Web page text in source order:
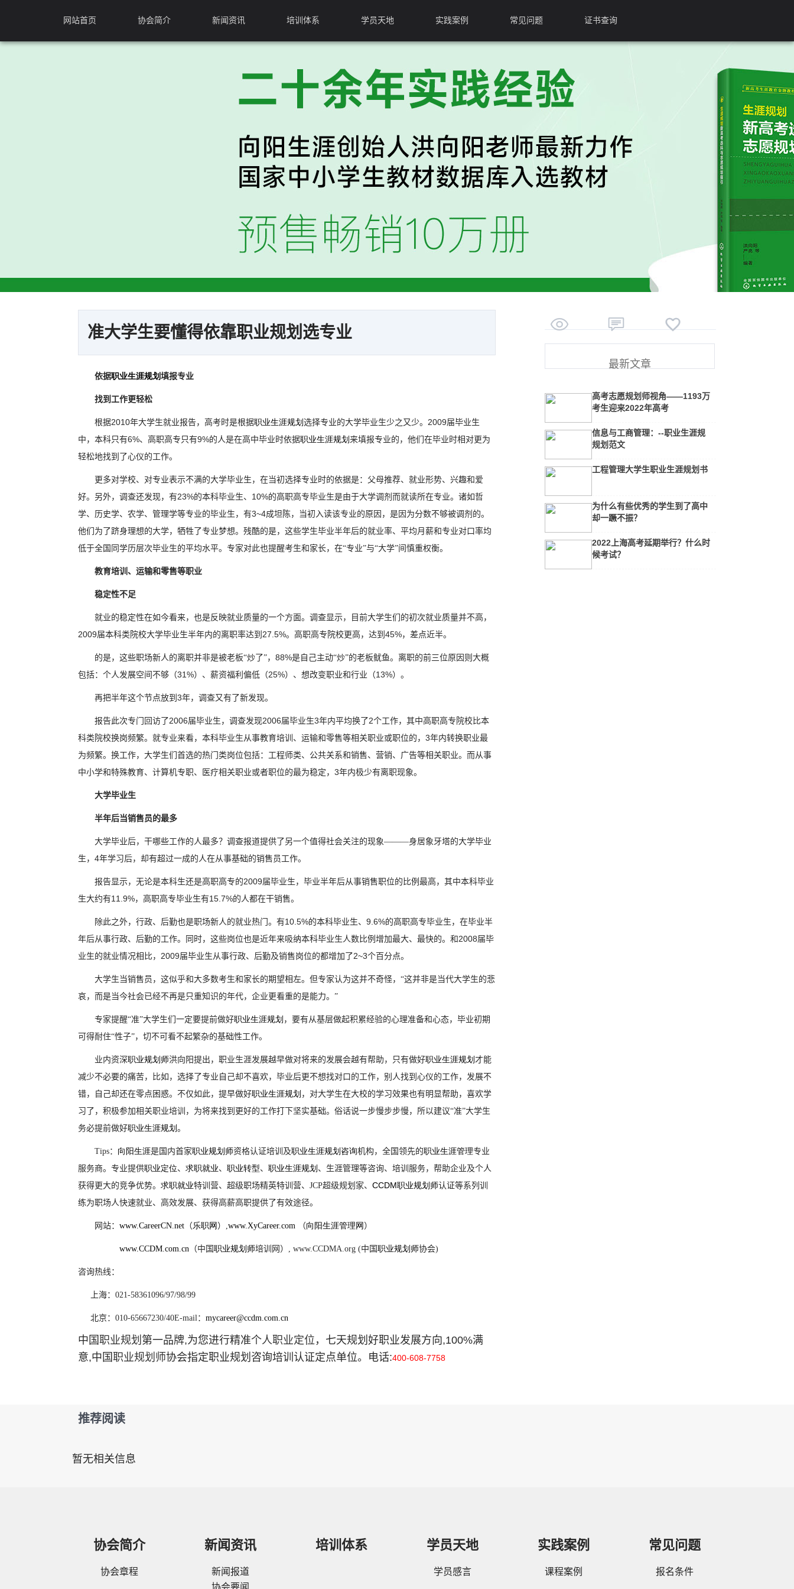
网站首页 协会简介 新闻资讯 培训体系 学员天地 实践案例 常见问题 证书查询
  
最新文章
高考志愿规划师视角——1193万
考生迎来2022年高考
信息与工商管理：--职业生涯规
规划范文
工程管理大学生职业生涯规划书
为什么有些优秀的学生到了高中
却一蹶不振？
2022上海高考延期举行？什么时
候考试？
准大学生要懂得依靠职业规划选专业
依据职业生涯规划 填报专业
找到工作更轻松
根据2010年大学生就业报告，高考时是根据职业生涯规划 选择专业的大学毕业生少之又少。 2009届毕业生
中，本科只有6%、高职高专只有9%的人是在高中毕业时依据职业生涯规划 来填报专业的，他们在毕业时相对更为
轻松地找到了心仪的工作。
更多对学校、对专业表示不满的大学毕业生，在当初选择专业时的依据是：父母推荐、就业形势、兴趣和爱
好。另外，调查还发现，有23%的本科毕业生、 10%的高职高专毕业生是由于大学调剂而就读所在专业。诸如哲
学、历史学、农学、管理学等专业的毕业生，有3~4成坦陈，当初入读该专业的原因，是因为分数不够被调剂的。
他们为了跻身理想的大学，牺牲了专业梦想。残酷的是，这些学生毕业半年后的就业率、平均月薪和专业对口率均
低于全国同学历层次毕业生的平均水平。专家对此也提醒考生和家长，在“专业”与“大学”间慎重权衡。
教育培训、运输和零售等职业
稳定性不足
就业的稳定性在如今看来，也是反映就业质量的一个方面。调查显示，目前大学生们的初次就业质量并不高，
2009届本科类院校大学毕业生半年内的离职率达到 27.5%。高职高专院校更高，达到 45%，差点近半。
的是，这些职场新人的离职并非是被老板“炒了”， 88%是自己主动“炒”的老板鱿鱼。离职的前三位原因则大概
包括：个人发展空间不够（31%）、薪资福利偏低（25%）、想改变职业和行业（13%）。
再把半年这个节点放到 3年，调查又有了新发现。
报告此次专门回访了2006届毕业生，调查发现2006届毕业生3年内平均换了2个工作，其中高职高专院校比本
科类院校换岗频繁。就专业来看，本科毕业生从事教育培训、运输和零售等相关职业或职位的， 3年内转换职业最
为频繁。换工作，大学生们首选的热门类岗位包括：工程师类、公共关系和销售、营销、广告等相关职业。而从事
中小学和特殊教育、计算机专职、医疗相关职业或者职位的最为稳定， 3年内极少有离职现象。
大学毕业生
半年后当销售员的最多
大学毕业后，干哪些工作的人最多？调查报道提供了另一个值得社会关注的现象———身居象牙塔的大学毕业
生， 4年学习后，却有超过一成的人在从事基础的销售员工作。
报告显示，无论是本科生还是高职高专的2009届毕业生，毕业半年后从事销售职位的比例最高，其中本科毕业
生大约有11.9%，高职高专毕业生有15.7%的人都在干销售。
除此之外，行政、后勤也是职场新人的就业热门。有10.5%的本科毕业生、 9.6%的高职高专毕业生，在毕业半
年后从事行政、后勤的工作。同时，这些岗位也是近年来吸纳本科毕业生人数比例增加最大、最快的。和2008届毕
业生的就业情况相比， 2009届毕业生从事行政、后勤及销售岗位的都增加了2~3个百分点。
大学生当销售员，这似乎和大多数考生和家长的期望相左。但专家认为这并不奇怪，“这并非是当代大学生的悲
哀，而是当今社会已经不再是只重知识的年代，企业更看重的是能力。”
专家提醒“准”大学生们一定要提前做好职业生涯规划 ，要有从基层做起积累经验的心理准备和心态，毕业初期
可得耐住“性子”，切不可看不起繁杂的基础性工作。
业内资深职业规划 师洪向阳提出，职业生涯发展越早做对将来的发展会越有帮助，只有做好职业生涯规划 才能
减少不必要的痛苦，比如，选择了专业自己却不喜欢，毕业后更不想找对口的工作，别人找到心仪的工作，发展不
错，自己却还在零点困惑。不仅如此，提早做好职业生涯规划 ，对大学生在大校的学习效果也有明显帮助，喜欢学
习了，积极参加相关职业培训，为将来找到更好的工作打下坚实基础。俗话说一步慢步步慢，所以建议“准”大学生
务必提前做好职业生涯规划 。
Tips： 向阳生涯是国内首家职业规划师资格认证培训及职业生涯规划咨询机构，全国领先的职业生涯管理专业
服务商。专业提供职业定位、 求职就业、 职业转型、 职业生涯规划 、生涯管理等咨询、培训服务，帮助企业及个人
获得更大的竞争优势。 求职就业特训营、超级职场精英特训营、 JCP超级规划家、 CCDM职业规划师认证等系列训
练为职场人快速就业、高效发展、获得高薪高职提供了有效途径。
网站： www.CareerCN.net （乐职网 ） ,www.XyCareer.com （向阳生涯管理网 ）
www.CCDM.com.cn （中国 职业规划师培训网） , www.CCDMA.org (中国 职业规划师协会)
咨询热线：
上海： 021-58361096/97/98/99
北京： 010-65667230/40E-mail： mycareer@ccdm.com.cn
中国职业规划 第一品牌,为您进行精准个人职业定位 ，七天规划好职业发展方向,100%满
意,中国职业规划师协会指定职业规划咨询培训认证定点单位。电话:400-608-7758
推荐阅读
暂无相关信息
协会简介
协会章程
新闻资讯
新闻报道
培训体系 学员天地
学员感言
实践案例
课程案例
常见问题
报名条件